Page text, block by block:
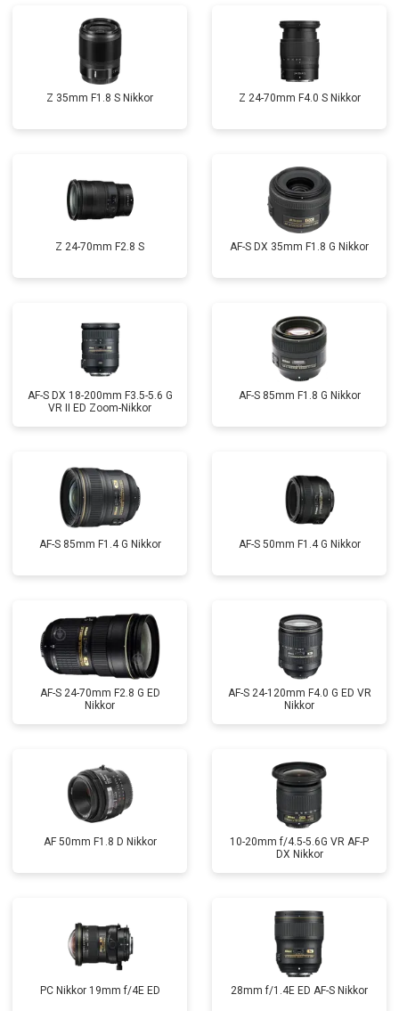
Z 35mm F1.8 S Nikkor Z 24-70mm F4.0 S Nikkor
Z 24-70mm F2.8 S AF-S DX 35mm F1.8 G Nikkor
AF-S DX 18-200mm F3.5-5.6 G
VR II ED Zoom-Nikkor
AF-S 85mm F1.8 G Nikkor
AF-S 85mm F1.4 G Nikkor AF-S 50mm F1.4 G Nikkor
AF-S 24-70mm F2.8 G ED
Nikkor
AF-S 24-120mm F4.0 G ED VR
Nikkor
AF 50mm F1.8 D Nikkor
10-20mm f/4.5-5.6G VR AF-P
DX Nikkor
PC Nikkor 19mm f/4E ED 28mm f/1.4E ED AF-S Nikkor